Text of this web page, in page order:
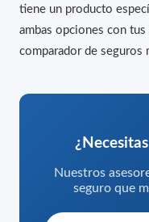
tiene un producto
ambas opciones con
comparador de seguros
Nuestros
seguro que